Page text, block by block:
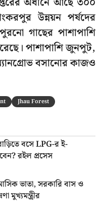
উন্নয়ন পর্ষদের
গাছের পাশাপাশি
পাশাপাশি জুনপুট,
বসানোর কাজও
Jhau Forest
বসে LPG-র ই-
রইল প্রসেস
ভাতা, সরকারি বাস ও
মুখ্যমন্ত্রীর